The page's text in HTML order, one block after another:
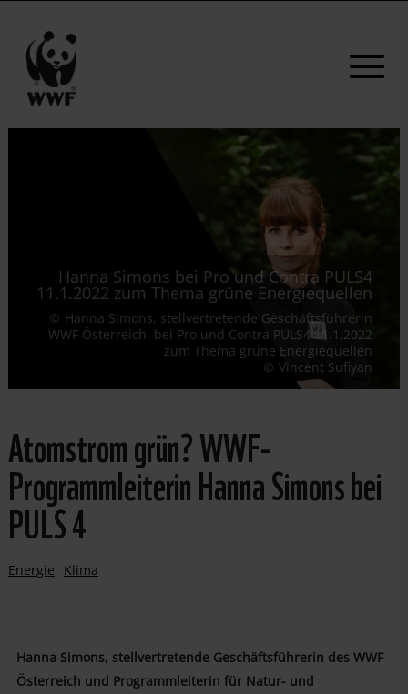
Hanna Simons bei Pro und Contra PULS4
11.1.2022 zum Thema grüne Energiequellen
Hanna Simons, stellvertretende Geschäftsführerin
WWF Österreich, bei Pro und Contra PULS4 11.1.2022
zum Thema grüne Energiequellen
Vincent Sufiyan
Atomstrom grün? WWF-
Programmleiterin Hanna Simons bei
PULS 4
Energie Klima
Hanna Simons, stellvertretende Geschäftsführerin des WWF
Österreich und Programmleiterin für Natur- und